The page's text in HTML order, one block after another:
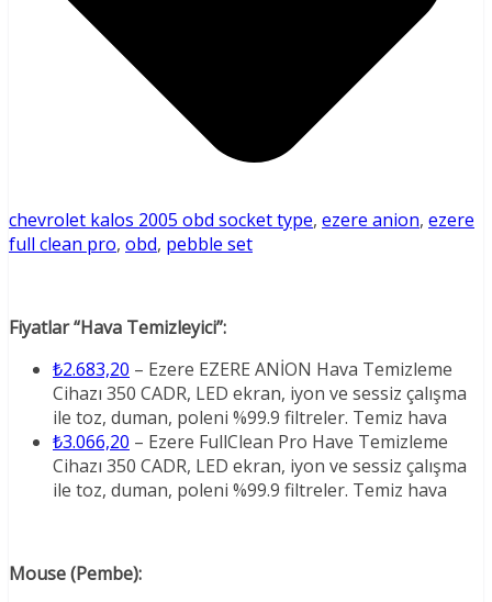
chevrolet kalos 2005 obd socket type, ezere anion, ezere
full clean pro, obd, pebble set
Fiyatlar “Hava Temizleyici”:
₺2.683,20 – Ezere EZERE ANİON Hava Temizleme
Cihazı 350 CADR, LED ekran, iyon ve sessiz çalışma
ile toz, duman, poleni %99.9 filtreler. Temiz hava
₺3.066,20 – Ezere FullClean Pro Have Temizleme
Cihazı 350 CADR, LED ekran, iyon ve sessiz çalışma
ile toz, duman, poleni %99.9 filtreler. Temiz hava
Mouse (Pembe):